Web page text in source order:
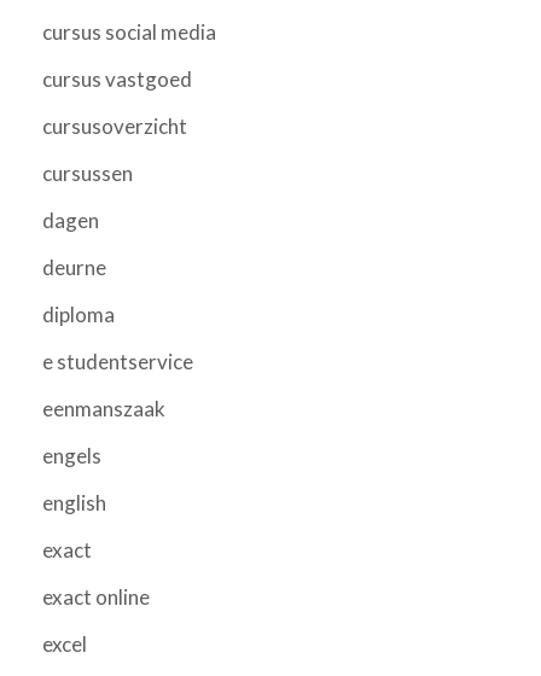
cursus social media
cursus vastgoed
cursusoverzicht
cursussen
dagen
deurne
diploma
e studentservice
eenmanszaak
engels
english
exact
exact online
excel